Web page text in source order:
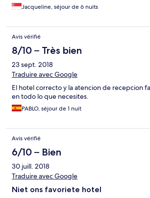
Jacqueline, séjour de 6 nuits
Avis vérifié
8/10 – Très bien
23 sept. 2018
Traduire avec Google
El hotel correcto y la atencion de recepcion
en todo lo que necesites.
PABLO, séjour de 1 nuit
Avis vérifié
6/10 – Bien
30 juill. 2018
Traduire avec Google
Niet ons favoriete hotel